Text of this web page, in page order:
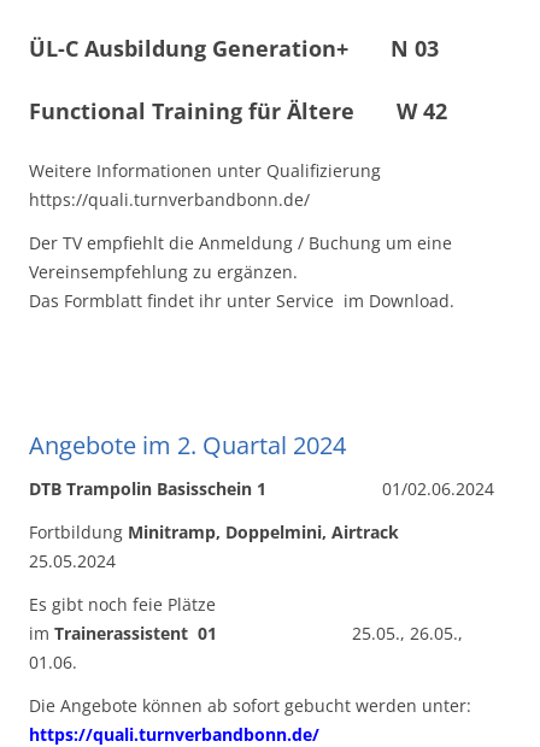
ÜL-C Ausbildung Generation+ N 03
Functional Training für Ältere W 42
Weitere Informationen unter Qualifizierung
https://quali.turnverbandbonn.de/
Der TV empfiehlt die Anmeldung / Buchung um eine
Vereinsempfehlung zu ergänzen.
Das Formblatt findet ihr unter Service im Download.
Angebote im 2. Quartal 2024
DTB Trampolin Basisschein 1
01/02.06.2024
Fortbildung Minitramp, Doppelmini, Airtrack
25.05.2024
Es gibt noch feie Plätze
im Trainerassistent 01
25.05., 26.05.,
01.06.
Die Angebote können ab sofort gebucht werden unter:
https://quali.turnverbandbonn.de/